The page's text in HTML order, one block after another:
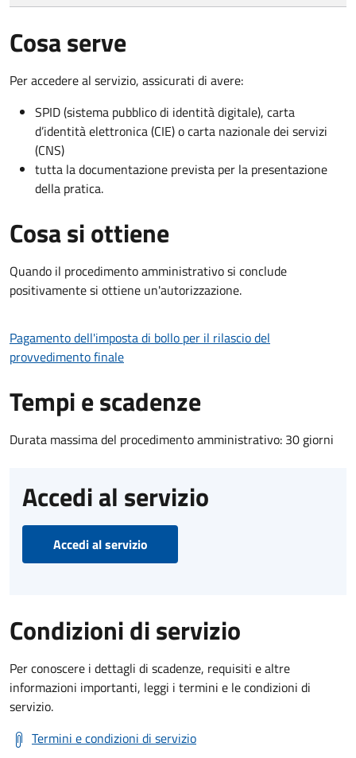
Cosa serve
Per accedere al servizio, assicurati di avere:
SPID (sistema pubblico di identità digitale), carta
d’identità elettronica (CIE) o carta nazionale dei servizi
(CNS)
tutta la documentazione prevista per la presentazione
della pratica.
Cosa si ottiene
Quando il procedimento amministrativo si conclude
positivamente si ottiene un'autorizzazione.
Pagamento dell'imposta di bollo per il rilascio del
provvedimento finale
Tempi e scadenze
Durata massima del procedimento amministrativo: 30 giorni
Accedi al servizio
Accedi al servizio
Condizioni di servizio
Per conoscere i dettagli di scadenze, requisiti e altre
informazioni importanti, leggi i termini e le condizioni di
servizio.
Termini e condizioni di servizio